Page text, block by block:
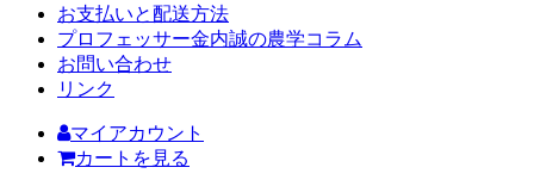
お支払いと配送方法
プロフェッサー金内誠の農学コラム
お問い合わせ
リンク
マイアカウント
カートを見る